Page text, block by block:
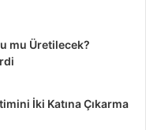
mu Üretilecek?
İki Katına Çıkarma